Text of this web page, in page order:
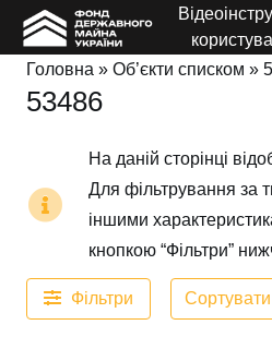
Головна » Об’єкти списком »
53486
На даній сторінці
Для фільтрування за
іншими
кнопкою “Фільтри”
Фільтри